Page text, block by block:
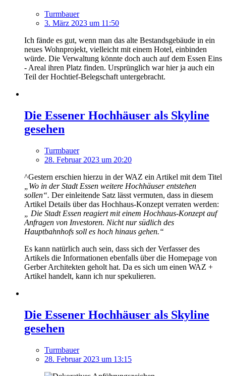
Turmbauer
3. März 2023 um 11:50
Ich fände es gut, wenn man das alte Bestandsgebäude in ein
neues Wohnprojekt, vielleicht mit einem Hotel, einbinden
würde. Die Verwaltung könnte doch auch auf dem Essen Eins
- Areal ihren Platz finden. Ursprünglich war hier ja auch ein
Teil der Hochtief-Belegschaft untergebracht.
Die Essener Hochhäuser als Skyline
gesehen
Turmbauer
28. Februar 2023 um 20:20
^Gestern erschien hierzu in der WAZ ein Artikel mit dem Titel
„Wo in der Stadt Essen weitere Hochhäuser entstehen
sollen“. Der einleitende Satz lässt vermuten, dass in diesem
Artikel Details über das Hochhaus-Konzept verraten werden:
„ Die Stadt Essen reagiert mit einem Hochhaus-Konzept auf
Anfragen von Investoren. Nicht nur südlich des
Hauptbahnhofs soll es hoch hinaus gehen.“
Es kann natürlich auch sein, dass sich der Verfasser des
Artikels die Informationen ebenfalls über die Homepage von
Gerber Architekten geholt hat. Da es sich um einen WAZ +
Artikel handelt, kann ich nur spekulieren.
Die Essener Hochhäuser als Skyline
gesehen
Turmbauer
28. Februar 2023 um 13:15